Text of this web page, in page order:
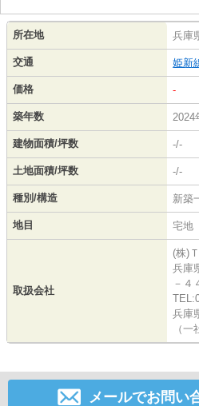
所在地 兵庫
交通 姫新
価格 -
築年数 2024
建物面積/坪数 -/-
土地面積/坪数 -/-
種別/構造 新築
地目 宅地
取扱会社
(株)
兵庫
－４
兵庫
（
メールでお問い